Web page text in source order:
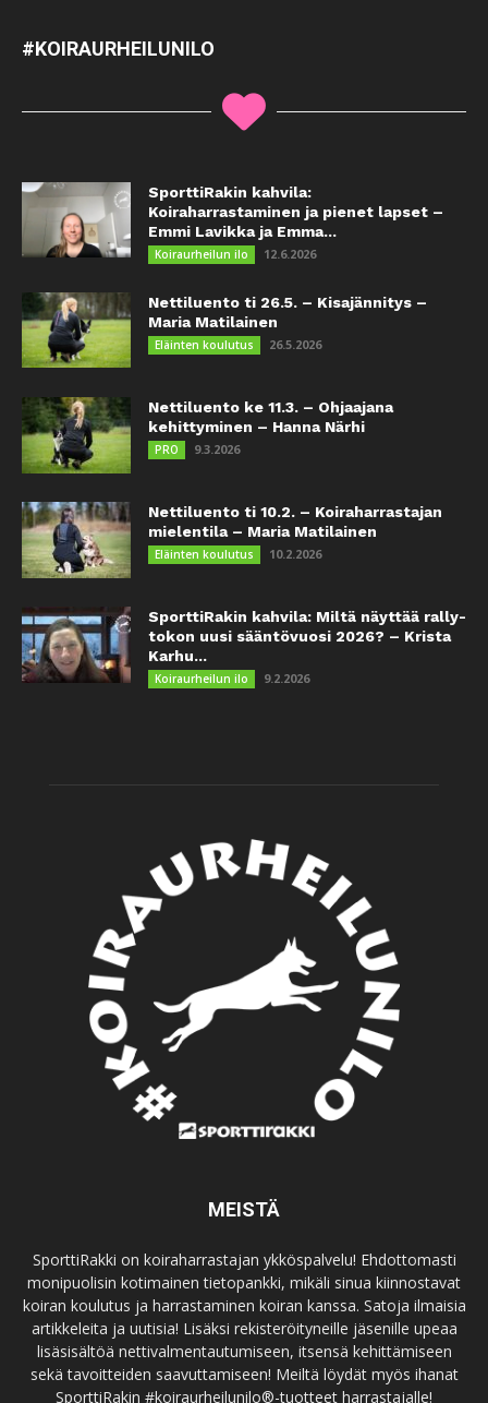
#KOIRAURHEILUNILO
SporttiRakin kahvila:
Koiraharrastaminen ja pienet lapset –
Emmi Lavikka ja Emma...
Koiraurheilun ilo 12.6.2026
Nettiluento ti 26.5. – Kisajännitys –
Maria Matilainen
Eläinten koulutus 26.5.2026
Nettiluento ke 11.3. – Ohjaajana
kehittyminen – Hanna Närhi
PRO 9.3.2026
Nettiluento ti 10.2. – Koiraharrastajan
mielentila – Maria Matilainen
Eläinten koulutus 10.2.2026
SporttiRakin kahvila: Miltä näyttää rally-
tokon uusi sääntövuosi 2026? – Krista
Karhu...
Koiraurheilun ilo 9.2.2026
MEISTÄ
SporttiRakki on koiraharrastajan ykköspalvelu! Ehdottomasti
monipuolisin kotimainen tietopankki, mikäli sinua kiinnostavat
koiran koulutus ja harrastaminen koiran kanssa. Satoja ilmaisia
artikkeleita ja uutisia! Lisäksi rekisteröityneille jäsenille upeaa
lisäsisältöä nettivalmentautumiseen, itsensä kehittämiseen
sekä tavoitteiden saavuttamiseen! Meiltä löydät myös ihanat
SporttiRakin #koiraurheilunilo®-tuotteet harrastajalle!